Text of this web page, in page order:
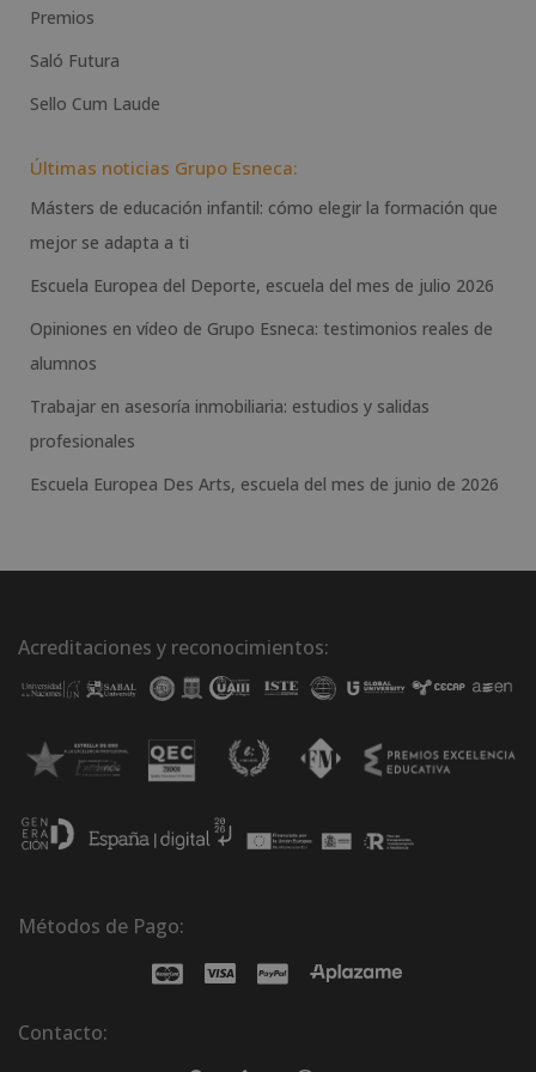
Premios
Saló Futura
Sello Cum Laude
Últimas noticias Grupo Esneca:
Másters de educación infantil: cómo elegir la formación que
mejor se adapta a ti
Escuela Europea del Deporte, escuela del mes de julio 2026
Opiniones en vídeo de Grupo Esneca: testimonios reales de
alumnos
Trabajar en asesoría inmobiliaria: estudios y salidas
profesionales
Escuela Europea Des Arts, escuela del mes de junio de 2026
Acreditaciones y reconocimientos:
Métodos de Pago:
Contacto: